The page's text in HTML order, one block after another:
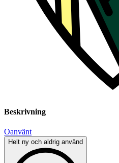
Beskrivning
Oanvänt
Helt ny och aldrig använd